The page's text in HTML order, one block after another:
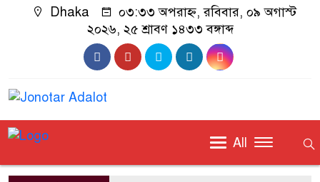
Dhaka
০৩:৩৩ অপরাহ্ন, রবিবার, ০৯ অগাস্ট
২০২৬, ২৫ শ্রাবণ ১৪৩৩ বঙ্গাব্দ
All